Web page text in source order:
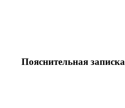
Пояснительная записка